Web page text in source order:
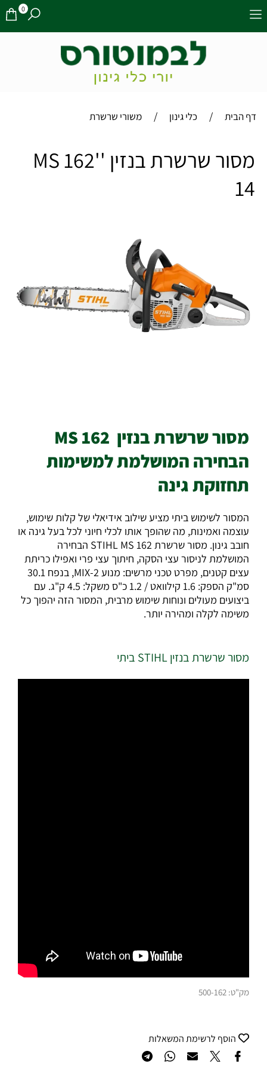
0
דף הבית / כלי גינון / משורי שרשרת
מסור שרשרת בנזין ''MS 162
14
מסור שרשרת בנזין MS 162
הבחירה המושלמת למשימות
תחזוקת גינה
המסור לשימוש ביתי מציע שילוב אידיאלי של קלות שימוש,
עוצמה ואמינות, מה שהופך אותו לכלי חיוני לכל בעל גינה או
חובב גינון.
מסור שרשרת STIHL MS 162 הבחירה
המושלמת לניסור עצי הסקה, חיתוך עצי פרי ואפילו כריתת
עצים קטנים, מפרט טכני מרשים: מנוע 2-MIX, בנפח 30.1
סמ"ק הספק: 1.6 קילוואט / 1.2 כ"ס משקל: 4.5 ק"ג. עם
ביצועים מעולים ונוחות שימוש מרבית, המסור הזה יהפוך כל
משימה לקלה ומהירה יותר.
מסור שרשרת בנזין STIHL ביתי
מק"ט: 500-162
הוסף לרשימת המשאלות